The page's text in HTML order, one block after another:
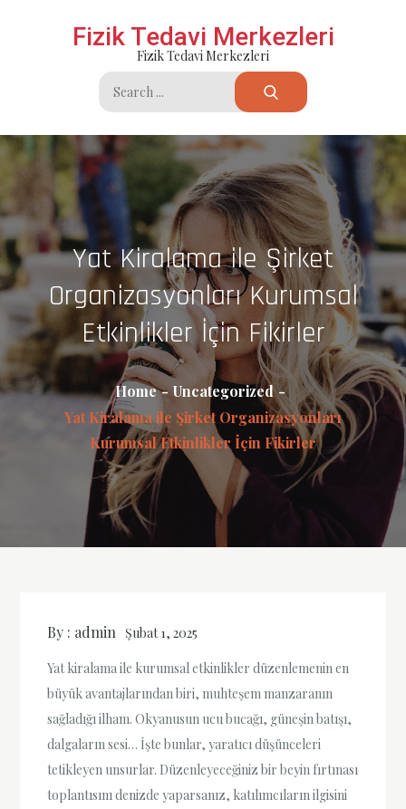
Fizik Tedavi Merkezleri
Fizik Tedavi Merkezleri
Search
for:
Yat Kiralama ile Şirket
Organizasyonları Kurumsal
Etkinlikler İçin Fikirler
Home
Uncategorized
Yat Kiralama ile Şirket Organizasyonları
Kurumsal Etkinlikler İçin Fikirler
By : admin Şubat 1, 2025
Yat kiralama ile kurumsal etkinlikler düzenlemenin en
büyük avantajlarından biri, muhteşem manzaranın
sağladığı ilham. Okyanusun ucu bucağı, güneşin batışı,
dalgaların sesi… İşte bunlar, yaratıcı düşünceleri
tetikleyen unsurlar. Düzenleyeceğiniz bir beyin fırtınası
toplantısını denizde yaparsanız, katılımcıların ilgisini